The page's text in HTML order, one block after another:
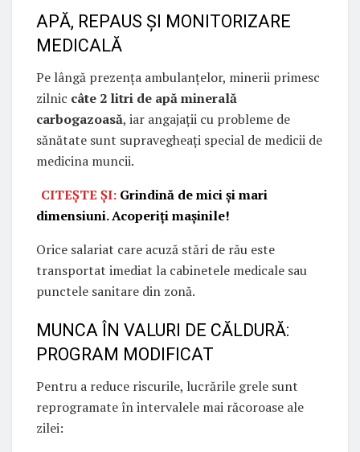
APĂ, REPAUS ȘI MONITORIZARE
MEDICALĂ
Pe lângă prezența ambulanțelor, minerii primesc
zilnic câte 2 litri de apă minerală
carbogazoasă, iar angajații cu probleme de
sănătate sunt supravegheați special de medicii de
medicina muncii.
CITEȘTE ȘI: Grindină de mici și mari
dimensiuni. Acoperiți mașinile!
Orice salariat care acuză stări de rău este
transportat imediat la cabinetele medicale sau
punctele sanitare din zonă.
MUNCA ÎN VALURI DE CĂLDURĂ:
PROGRAM MODIFICAT
Pentru a reduce riscurile, lucrările grele sunt
reprogramate în intervalele mai răcoroase ale
zilei: